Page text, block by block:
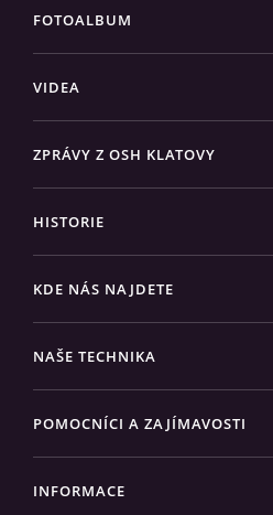
FOTOALBUM
VIDEA
ZPRÁVY Z OSH KLATOVY
HISTORIE
KDE NÁS NAJDETE
NAŠE TECHNIKA
POMOCNÍCI A ZAJÍMAVOSTI
INFORMACE